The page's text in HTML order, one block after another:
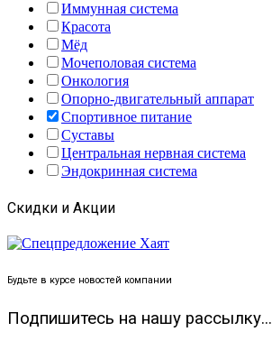
Иммунная система
Красота
Мёд
Мочеполовая система
Онкология
Опорно-двигательный аппарат
Спортивное питание
Суставы
Центральная нервная система
Эндокринная система
Скидки и Акции
Будьте в курсе новостей компании
Подпишитесь на нашу рассылку...